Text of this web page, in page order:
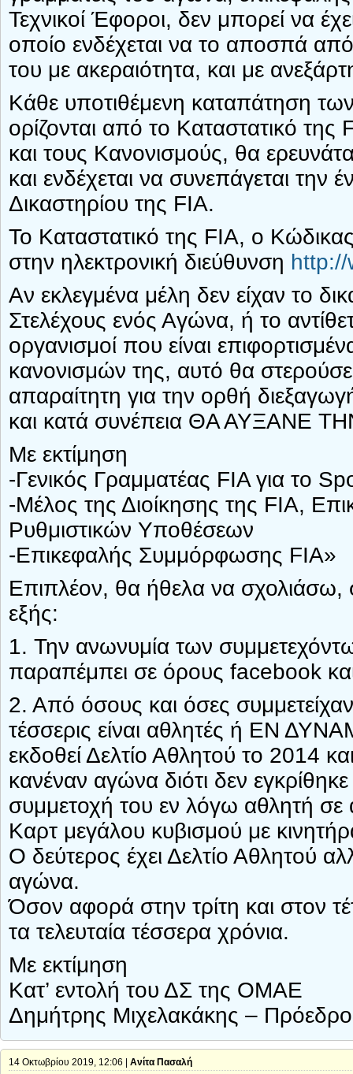
Τεχνικοί Έφοροι, δεν μπορεί να
οποίο ενδέχεται να το αποσπά
του με ακεραιότητα, και με
Κάθε υποτιθέμενη καταπάτηση
ορίζονται από το Καταστατικό
και τους Κανονισμούς, θα
και ενδέχεται να συνεπάγεται την
Δικαστηρίου της FIA.
Το Καταστατικό της FIA, ο Κώδικας
στην ηλεκτρονική διεύθυνση http://
Αν εκλεγμένα μέλη δεν είχαν το
Στελέχους ενός Αγώνα, ή το
οργανισμοί που είναι
κανονισμών της, αυτό θα
απαραίτητη για την ορθή
και κατά συνέπεια ΘΑ ΑΥΞΑΝΕ
Με εκτίμηση
-Γενικός Γραμματέας FIA για το
-Μέλος της Διοίκησης της FIA,
Ρυθμιστικών Υποθέσεων
-Επικεφαλής Συμμόρφωσης FIA»
Επιπλέον, θα ήθελα να σχολιάσω,
εξής:
1. Την ανωνυμία των
παραπέμπει σε όρους facebook
2. Από όσους και όσες
τέσσερις είναι αθλητές ή ΕΝ
εκδοθεί Δελτίο Αθλητού το 2014
κανέναν αγώνα διότι δεν
συμμετοχή του εν λόγω αθλητή
Καρτ μεγάλου κυβισμού με
Ο δεύτερος έχει Δελτίο Αθλητού
αγώνα.
Όσον αφορά στην τρίτη και στον
τα τελευταία τέσσερα χρόνια.
Με εκτίμηση
Κατ’ εντολή του ΔΣ της ΟΜΑΕ
Δημήτρης Μιχελακάκης –
14 Οκτωβρίου 2019, 12:06 | Ανίτα Πασαλή